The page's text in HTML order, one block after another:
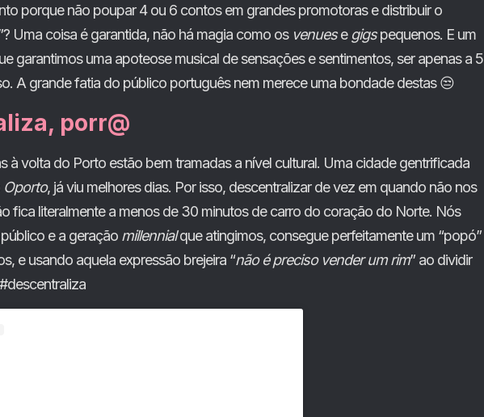
porque não poupar 4 ou 6 contos em grandes promotoras e distribuir o
Uma coisa é garantida, não há magia como os venuese gigspequenos. E um
garantimos uma apoteose musical de sensações e sentimentos, ser apenas a 5
A grande fatia do público português nem merece uma bondade destas 😒
porr@
à volta do Porto estão bem tramadas a nível cultural. Uma cidade gentrificada
Oporto, já viu melhores dias. Por isso, descentralizar de vez em quando não nos
fica literalmente a menos de 30 minutos de carro do coração do Norte. Nós
e a geração millennialque atingimos, consegue perfeitamente um “popó”
e usando aquela expressão brejeira “não é preciso vender um rim” ao dividir